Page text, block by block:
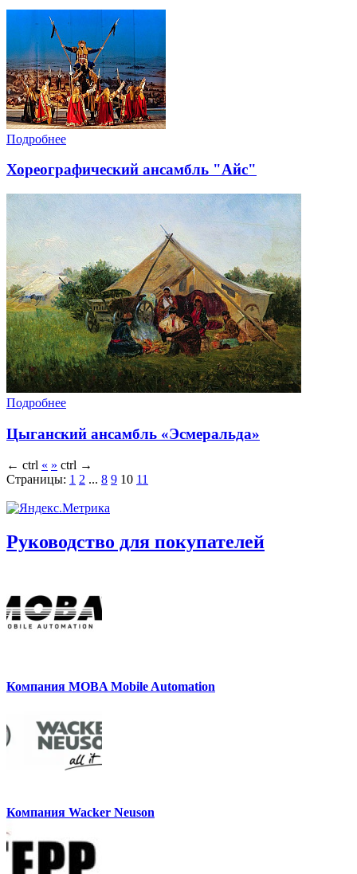
Подробнее
Хореографический ансамбль "Айс"
Подробнее
Цыганский ансамбль «Эсмеральда»
← ctrl « » ctrl →
Страницы: 1 2 ... 8 9 10 11
Руководство для покупателей
Компания MOBA Mobile Automation
Компания Wacker Neuson